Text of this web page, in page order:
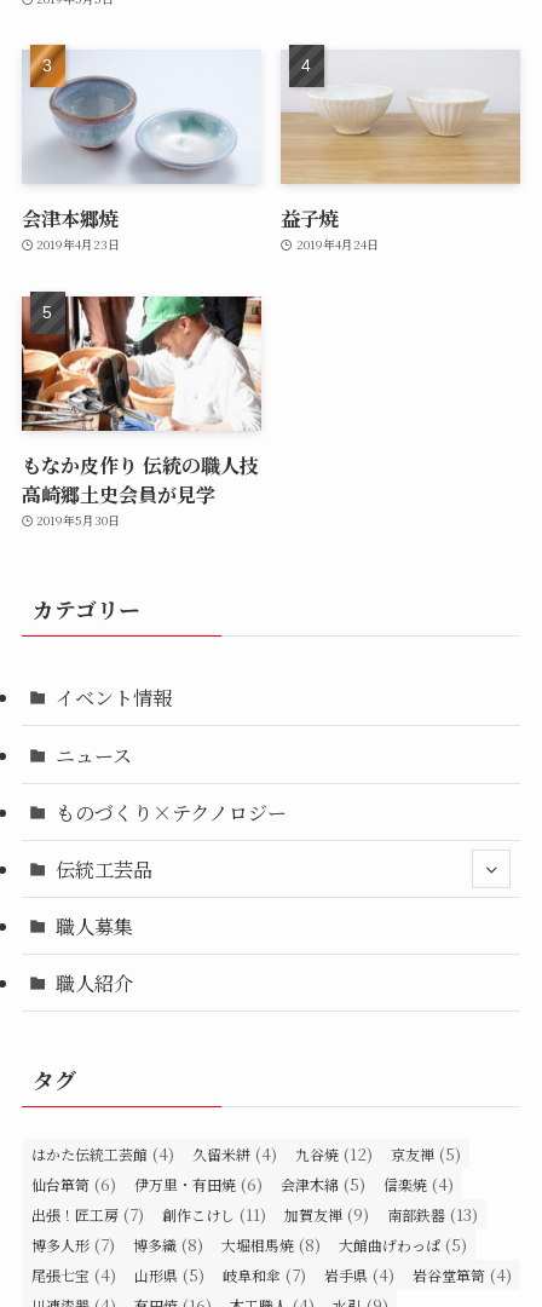
会津本郷焼
2019年4月23日
益子焼
2019年4月24日
もなか皮作り 伝統の職人技
高崎郷土史会員が見学
2019年5月30日
カテゴリー
イベント情報
ニュース
ものづくり×テクノロジー
伝統工芸品
職人募集
職人紹介
タグ
はかた伝統工芸館 (4) 久留米絣 (4) 九谷焼 (12) 京友禅 (5)
仙台箪笥 (6) 伊万里・有田焼 (6) 会津木綿 (5) 信楽焼 (4)
出張！匠工房 (7) 創作こけし (11) 加賀友禅 (9) 南部鉄器 (13)
博多人形 (7) 博多織 (8) 大堀相馬焼 (8) 大館曲げわっぱ (5)
尾張七宝 (4) 山形県 (5) 岐阜和傘 (7) 岩手県 (4) 岩谷堂箪笥 (4)